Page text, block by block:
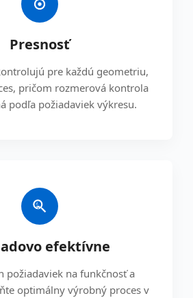
Presnosť
pre každú geometriu,
pričom rozmerová kontrola
podľa požiadaviek výkresu.
efektívne
požiadaviek na funkčnosť a
optimálny výrobný proces v